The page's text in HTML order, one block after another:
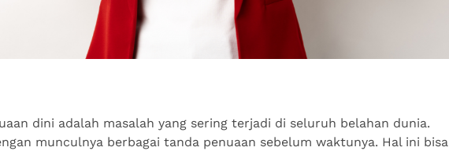
dini adalah masalah yang sering terjadi di seluruh belahan dunia.
munculnya berbagai tanda penuaan sebelum waktunya. Hal ini bisa